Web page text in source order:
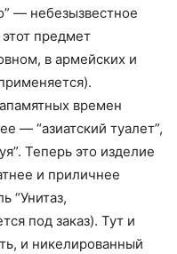
— небезызвестное
предмет
в армейских и
времен
— “азиатский туалет”,
Теперь это изделие
и приличнее
“Унитаз,
под заказ). Тут и
и никелированный